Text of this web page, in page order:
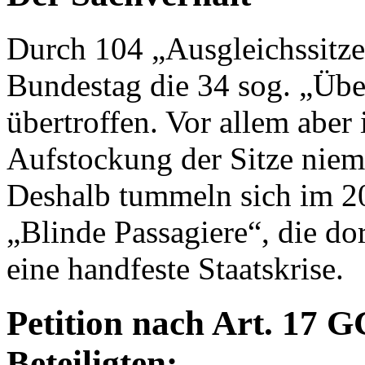
Durch 104
Bundestag die 34 sog.
übertroffen. Vor allem
Aufstockung der Sitze
Deshalb tummeln sich im
„Blinde Passagiere“, die
eine handfeste Staatskrise.
Petition nach Art. 17